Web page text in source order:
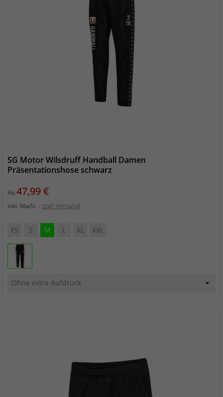
SG Motor Wilsdruff Handball Damen
Präsentationshose schwarz
AbPreis
47,99 €
inkl. MwSt. zzgl. Versand
XS S M L XL XXL